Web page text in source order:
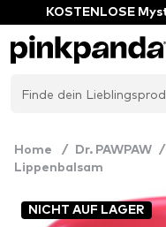
KOSTENLOSE
Home / Dr. PAWPAW /
Lippenbalsam
NICHT AUF LAGER